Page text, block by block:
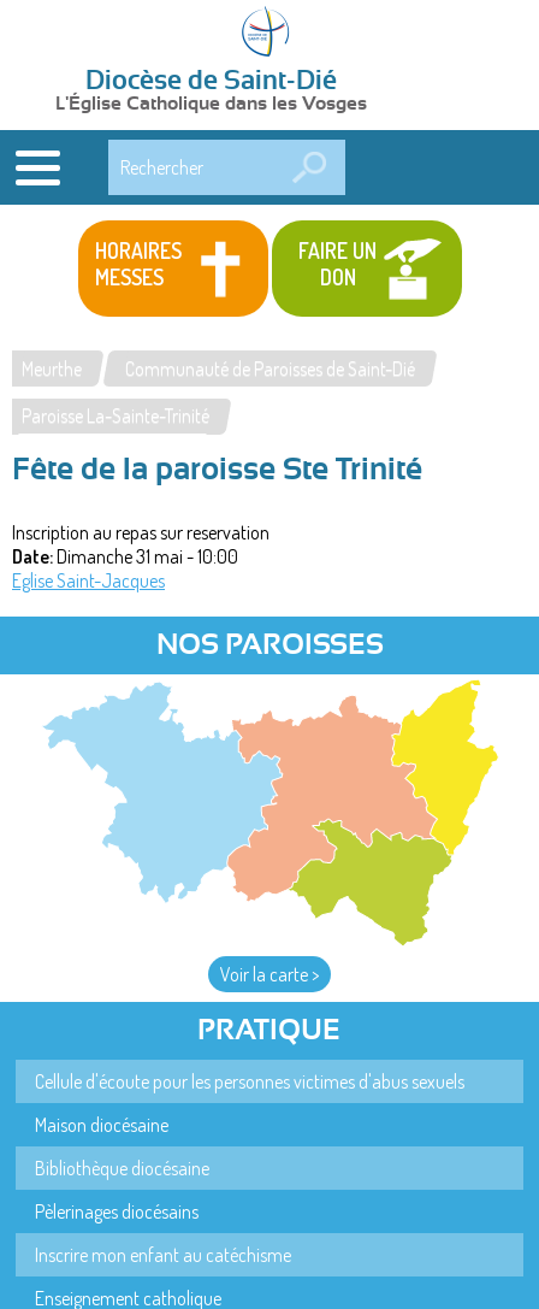
Diocèse de Saint-Dié
L'Église Catholique dans les Vosges
HORAIRES
MESSES
FAIRE UN
DON
Vous
êtes
ici
Meurthe
Communauté de Paroisses de Saint-Dié
Paroisse La-Sainte-Trinité
Fête de la paroisse Ste Trinité
Inscription au repas sur reservation
Date:Dimanche 31 mai - 10:00
Eglise Saint-Jacques
NOS PAROISSES
Voir la carte >
PRATIQUE
Cellule d'écoute pour les personnes victimes d'abus sexuels
Maison diocésaine
Bibliothèque diocésaine
Pèlerinages diocésains
Inscrire mon enfant au catéchisme
Enseignement catholique